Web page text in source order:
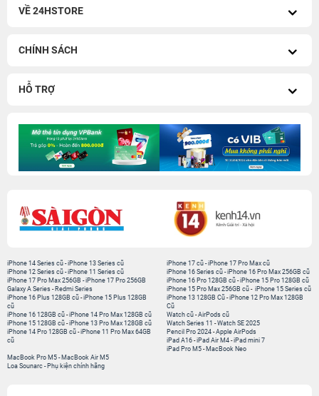
VỀ 24HSTORE
CHÍNH SÁCH
HỖ TRỢ
iPhone 14 Series cũ -iPhone 13 Series cũ
iPhone 12 Series cũ -iPhone 11 Series cũ
iPhone 17 Pro Max 256GB -iPhone 17 Pro 256GB
Galaxy A Series - Redmi Series
iPhone 17 cũ -iPhone 17 Pro Max cũ
iPhone 16 Series cũ - iPhone 16 Pro Max 256GB cũ
iPhone 16 Pro 128GB cũ -iPhone 15 Pro 128GB cũ
iPhone 15 Pro Max 256GB cũ - iPhone 15 Series cũ
iPhone 16 Plus 128GB cũ -iPhone 15 Plus 128GB
cũ
iPhone 16 128GB cũ -iPhone 14 Pro Max 128GB cũ
iPhone 15 128GB cũ -iPhone 13 Pro Max 128GB cũ
iPhone 14 Pro 128GB cũ -iPhone 11 Pro Max 64GB
cũ
iPhone 13 128GB Cũ -iPhone 12 Pro Max 128GB
Cũ
Watch cũ -AirPods cũ
Watch Series 11 -Watch SE 2025
Pencil Pro 2024 -Apple AirPods
iPad A16 -iPad Air M4 -iPad mini 7
iPad Pro M5 - MacBook Neo
MacBook Pro M5 - MacBook Air M5
Loa Sounarc - Phụ kiện chính hãng